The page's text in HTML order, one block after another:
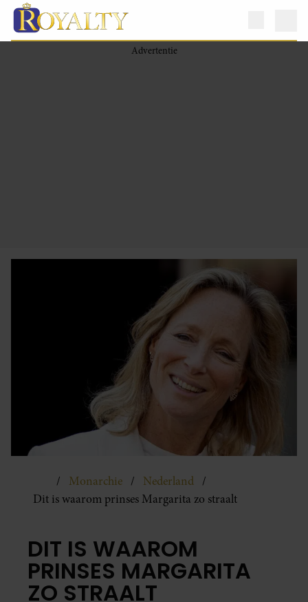
Monarchie
Nederland
Dit is waarom prinses Margarita zo straalt
DIT IS WAAROM
PRINSES MARGARITA
ZO STRAALT